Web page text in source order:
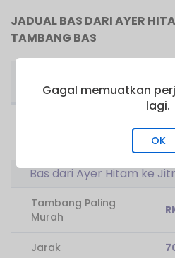
JADUAL BAS DARI AYER
TAMBANG BAS
Bas
Bas dari Ayer Hitam ke
Tambang Paling
Murah
Jarak
Gagal memuatkan
lagi.
OK